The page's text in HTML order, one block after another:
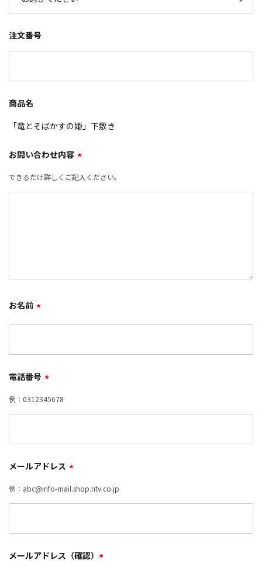
注文番号
商品名
「竜とそばかすの姫」下敷き
お問い合わせ内容 *
できるだけ詳しくご記入ください。
お名前 *
電話番号 *
例：0312345678
メールアドレス *
例：abc@info-mail.shop.ntv.co.jp
メールアドレス（確認） *